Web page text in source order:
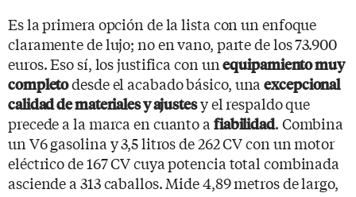
Es la primera opción de la lista con un enfoque
claramente de lujo; no en vano, parte de los 73.900
euros. Eso sí, los justifica con unequipamiento muy
completodesde el acabado básico, unaexcepcional
calidad de materiales y ajustesy el respaldo que
precede a la marca en cuanto a fiabilidad. Combina
un V6 gasolina y 3,5 litros de 262 CV con un motor
eléctrico de 167 CV cuya potencia total combinada
asciende a 313 caballos. Mide 4,89 metros de largo,